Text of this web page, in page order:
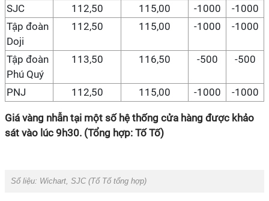
SJC 112,50 115,00 -1000
-1000
Tập đoàn
Doji
112,50 115,00 -1000 -1000
Tập đoàn
Phú Quý
113,50 116,50 -500 -500
PNJ 112,50 115,00 -1000 -1000
Giá vàng nhẫn tại một số hệ thống cửa hàng được khảo
sát vào lúc 9h30. (Tổng hợp: Tố Tố)
Số liệu: Wichart, SJC (Tố Tố tổng hợp)